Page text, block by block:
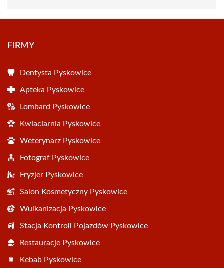
FIRMY
Dentysta Pyskowice
Apteka Pyskowice
Lombard Pyskowice
Kwiaciarnia Pyskowice
Weterynarz Pyskowice
Fotograf Pyskowice
Fryzjer Pyskowice
Salon Kosmetyczny Pyskowice
Wulkanizacja Pyskowice
Stacja Kontroli Pojazdów Pyskowice
Restauracje Pyskowice
Kebab Pyskowice